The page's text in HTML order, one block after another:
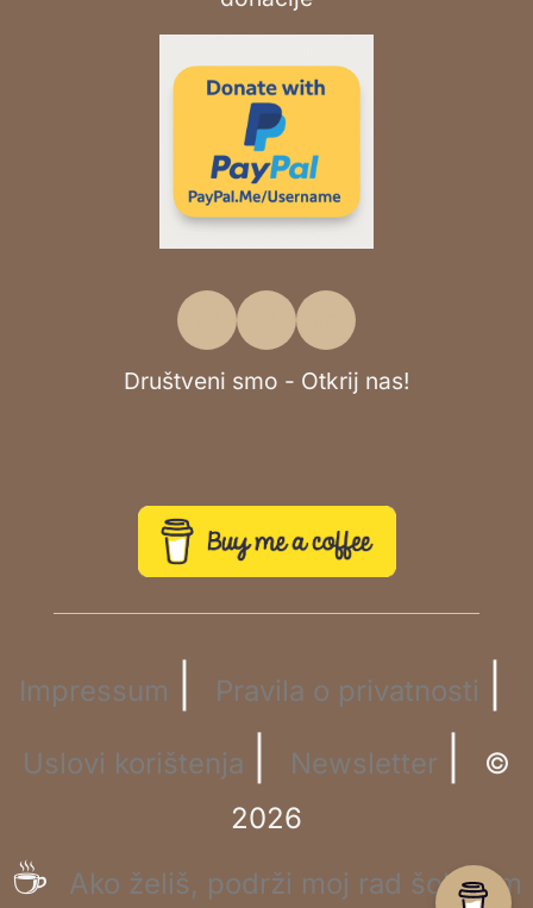
Društveni smo - Otkrij nas!
Impressum Pravila o privatnosti
Uslovi korištenja Newsletter
©
2026
☕ Ako želiš, podrži moj rad šoljicom